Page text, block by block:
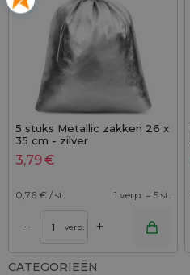
5 stuks Metallic zakken 26 x
35 cm - zilver
3,79€
0,76 € / st. 1 verp. = 5 st.
– verp. +
CATEGORIEËN